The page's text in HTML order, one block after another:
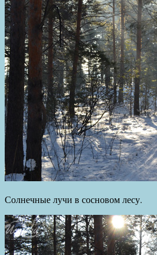
Солнечные лучи в сосновом лесу.